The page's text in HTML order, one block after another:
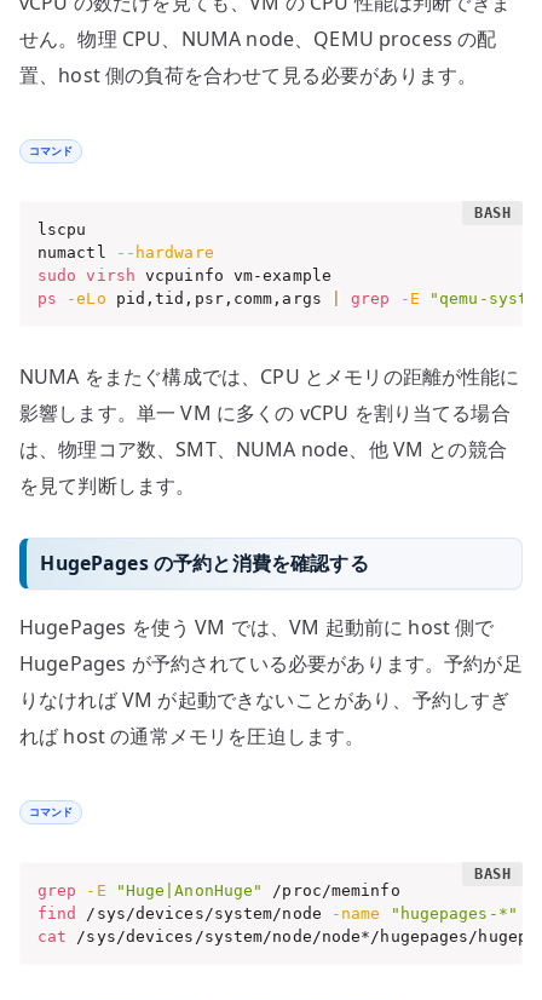
せん。物理 CPU、NUMA node、QEMU process の配
置、host 側の負荷を合わせて見る必要があります。
コマンド
lscpu
numactl
--hardware
sudo
virsh
ps
-eLo pid,tid,psr,comm,args grep -E "qemu-
NUMA をまたぐ構成では、CPU とメモリの距離が性能に
影響します。単一 VM に多くの vCPU を割り当てる場合
は、物理コア数、SMT、NUMA node、他 VM との競合
を見て判断します。
HugePages の予約と消費を確認する
HugePages を使う VM では、VM 起動前に host 側で
HugePages が予約されている必要があります。予約が足
りなければ VM が起動できないことがあり、予約しすぎ
れば host の通常メモリを圧迫します。
コマンド
grep -E "Huge|AnonHuge"
find
/sys/devices/system/node -name "hugepages-*"
cat /sys/devices/system/node/node*/hugepages/